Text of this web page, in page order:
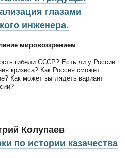
глазами
инженера.
мировоззрением
гибели СССР? Есть ли у России
кризиса? Как Россия сможет
Как может выглядеть вариант
Колупаев
по истории казачества